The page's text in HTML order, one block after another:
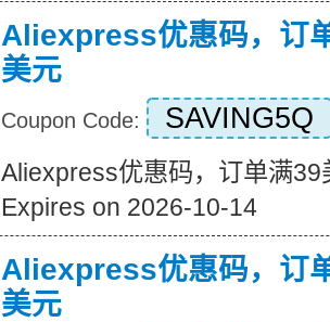
Aliexpress优惠码，订
美元
Coupon Code: SAVING5Q
Aliexpress优惠码，订单满39
Expires on 2026-10-14
Aliexpress优惠码，订
美元